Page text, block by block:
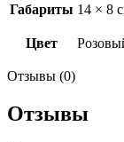
Габариты 14 × 8
Цвет
Отзывы (0)
Отзывы